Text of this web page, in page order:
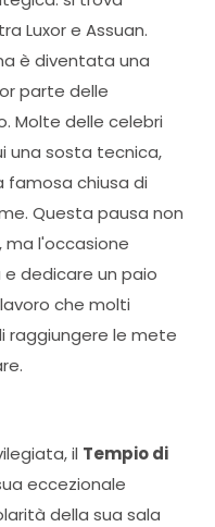
Luxor e Assuan.
è diventata una
parte delle
Molte delle celebri
una sosta tecnica,
famosa chiusa di
Questa pausa non
ma l'occasione
dedicare un paio
che molti
raggiungere le mete
il Tempio di
eccezionale
della sua sala